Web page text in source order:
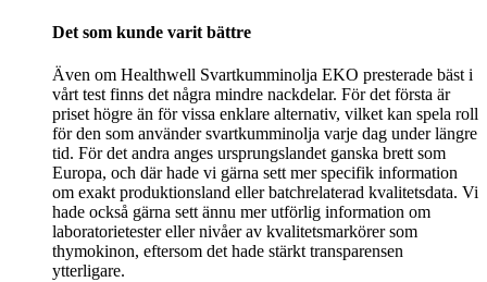
Det som kunde varit bättre
Även om Healthwell Svartkumminolja EKO presterade bäst i
vårt test finns det några mindre nackdelar. För det första är
priset högre än för vissa enklare alternativ, vilket kan spela roll
för den som använder svartkumminolja varje dag under längre
tid. För det andra anges ursprungslandet ganska brett som
Europa, och där hade vi gärna sett mer specifik information
om exakt produktionsland eller batchrelaterad kvalitetsdata. Vi
hade också gärna sett ännu mer utförlig information om
laboratorietester eller nivåer av kvalitetsmarkörer som
thymokinon, eftersom det hade stärkt transparensen
ytterligare.